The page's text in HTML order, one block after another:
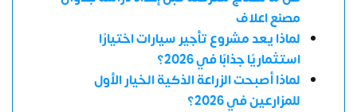
مصنع اعلاف
لماذا يعد مشروع تأجير سيارات اختيارًا
استثماريًا جذابًا في 2026؟
لماذا أصبحت الزراعة الذكية الخيار الأول
للمزارعين في 2026؟